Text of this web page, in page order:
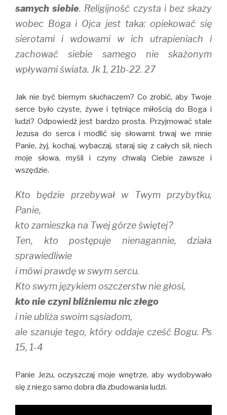
samych siebie. Religijność czysta i bez skazy
wobec Boga i Ojca jest taka: opiekować się
sierotami i wdowami w ich utrapieniach i
zachować siebie samego nie skażonym
wpływami świata. Jk 1, 21b-22. 27
Jak nie być biernym słuchaczem? Co zrobić, aby Twoje
serce było czyste, żywe i tętniące miłością do Boga i
ludzi? Odpowiedź jest bardzo prosta. Przyjmować stale
Jezusa do serca i modlić się słowami: trwaj we mnie
Panie, żyj, kochaj, wybaczaj, staraj się z całych sił, niech
moje słowa, myśli i czyny chwalą Ciebie zawsze i
wszędzie.
Kto będzie przebywał w Twym przybytku,
Panie,
kto zamieszka na Twej górze świętej?
Ten, kto postępuje nienagannie, działa
sprawiedliwie
i mówi prawdę w swym sercu.
Kto swym językiem oszczerstw nie głosi,
kto nie czyni bliźniemu nic złego
i nie ubliża swoim sąsiadom,
ale szanuje tego, który oddaje cześć Bogu. Ps
15, 1-4
Panie Jezu, oczyszczaj moje wnętrze, aby wydobywało
się z niego samo dobra dla zbudowania ludzi.